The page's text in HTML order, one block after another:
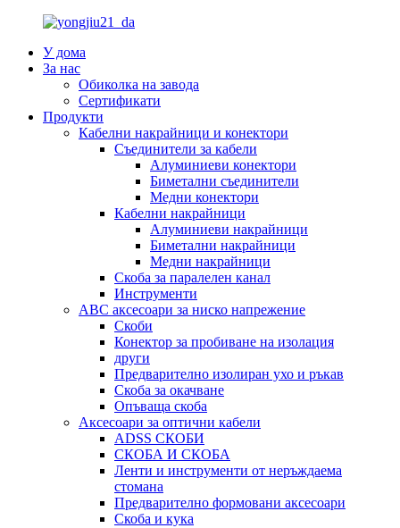
У дома
За нас
Обиколка на завода
Сертификати
Продукти
Кабелни накрайници и конектори
Съединители за кабели
Алуминиеви конектори
Биметални съединители
Медни конектори
Кабелни накрайници
Алуминиеви накрайници
Биметални накрайници
Медни накрайници
Скоба за паралелен канал
Инструменти
ABC аксесоари за ниско напрежение
Скоби
Конектор за пробиване на изолация
други
Предварително изолиран ухо и ръкав
Скоба за окачване
Опъваща скоба
Аксесоари за оптични кабели
ADSS СКОБИ
СКОБА И СКОБА
Ленти и инструменти от неръждаема
стомана
Предварително формовани аксесоари
Скоба и кука